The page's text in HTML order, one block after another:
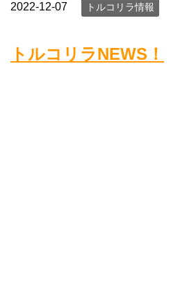
2022-12-07 トルコリラ情報
トルコリラNEWS！